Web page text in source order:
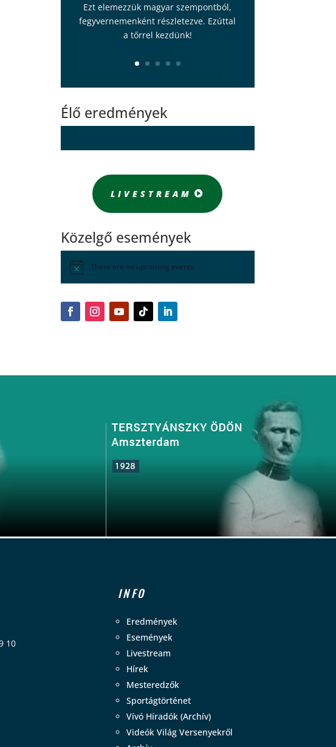
Ezt elemezzük magyar szempontból,
fegyvernemenként részletezve. Ezúttal
a tőrrel kezdünk!
Élő eredmények
LIVESTREAM
Közelgő események
There are no upcoming events.
10
INFO
Eredmények
Események
Livestream
Hírek
Mesteredzők
Sportágtörténet
Vívó Híradók (Archív)
Videók Világ Versenyekről